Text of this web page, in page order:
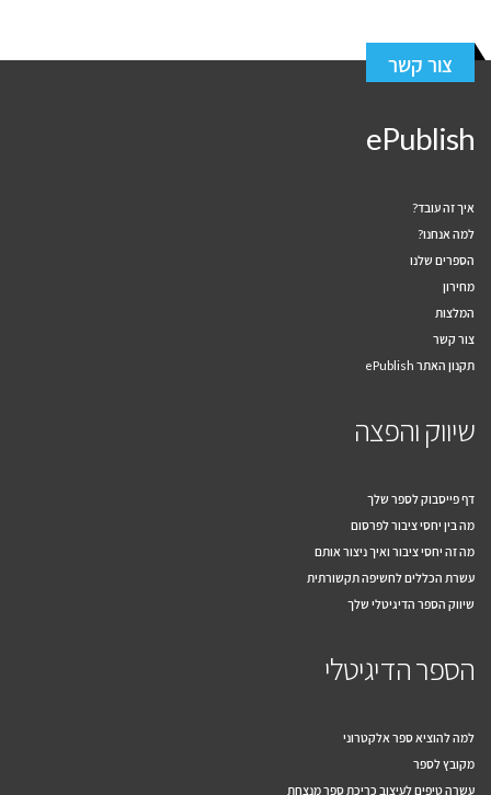
צור קשר
ePublish
איך זה עובד?
למה אנחנו?
הספרים שלנו
מחירון
המלצות
צור קשר
תקנון האתר ePublish
שיווק והפצה
דף פייסבוק לספר שלך
מה בין יחסי ציבור לפרסום
מה זה יחסי ציבור ואיך ניצור אותם
עשרת הכללים לחשיפה תקשורתית
שיווק הספר הדיגיטלי שלך
הספר הדיגיטלי
למה להוציא ספר אלקטרוני
מקובץ לספר
עשרה טיפים לעיצוב כריכת ספר מנצחת